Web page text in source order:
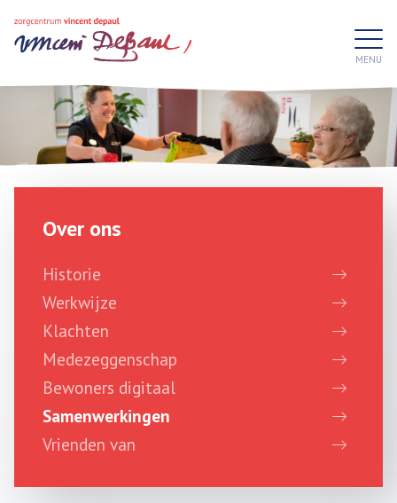
Over ons
Historie
Werkwijze
Klachten
Medezeggenschap
Bewoners digitaal
Samenwerkingen
Vrienden van